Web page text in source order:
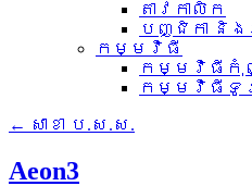
តាវកាលិក
បញ្ជិកា និង
កម្មវិធី
កម្មវិធីកុំ
កម្មវិធីទូ
← សាខា ប.ស.ស.
Aeon3